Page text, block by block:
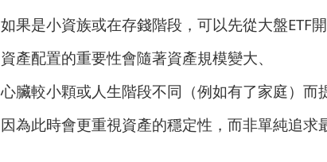
如果是小資族或在存錢階段，可以先從大盤ETF開
資產配置的重要性會隨著資產規模變大、
心臟較小顆或人生階段不同（例如有了家庭）而
因為此時會更重視資產的穩定性，而非單純追求